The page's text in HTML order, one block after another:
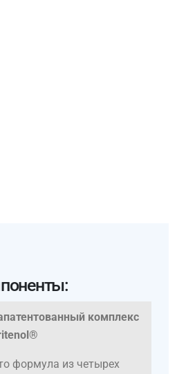
комплекс
формула из четырех